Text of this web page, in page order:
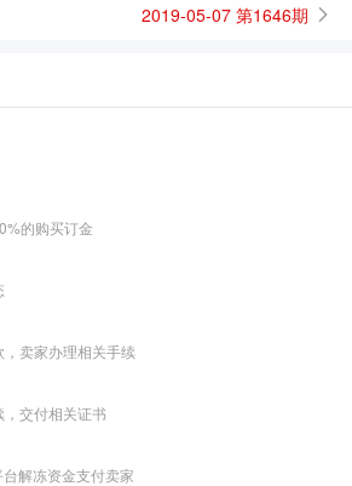
2019-05-07 第1646期
的购买订金
卖家办理相关手续
交付相关证书
解冻资金支付卖家